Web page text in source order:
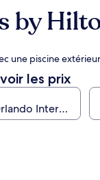
by
une piscine
les prix